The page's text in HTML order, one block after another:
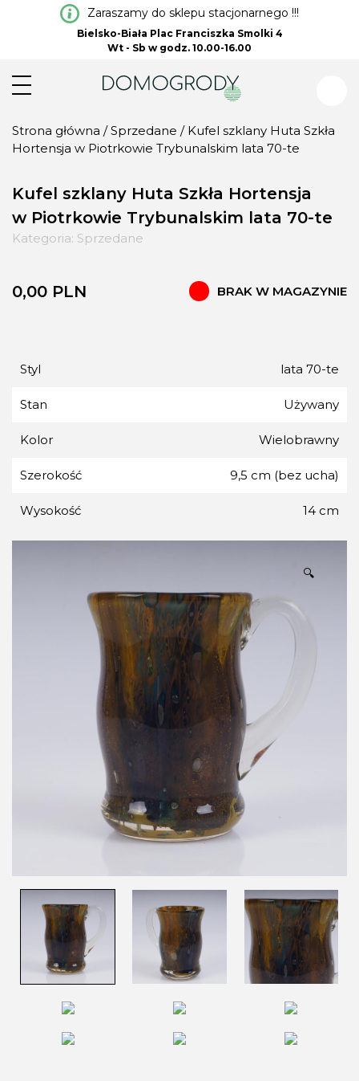
Zaraszamy do sklepu stacjonarnego !!!
Bielsko-Biała Plac Franciszka Smolki 4
Wt - Sb w godz. 10.00-16.00
Strona główna /Sprzedane / Kufel szklany Huta Szkła
Hortensja w Piotrkowie Trybunalskim lata 70-te
🔍
Kufel szklany Huta Szkła Hortensja
w Piotrkowie Trybunalskim lata 70-te
Kategoria: Sprzedane
0,00 PLN BRAK W MAGAZYNIE
Styl lata 70-te
Stan Używany
Kolor Wielobrawny
Szerokość 9,5 cm (bez ucha)
Wysokość 14 cm